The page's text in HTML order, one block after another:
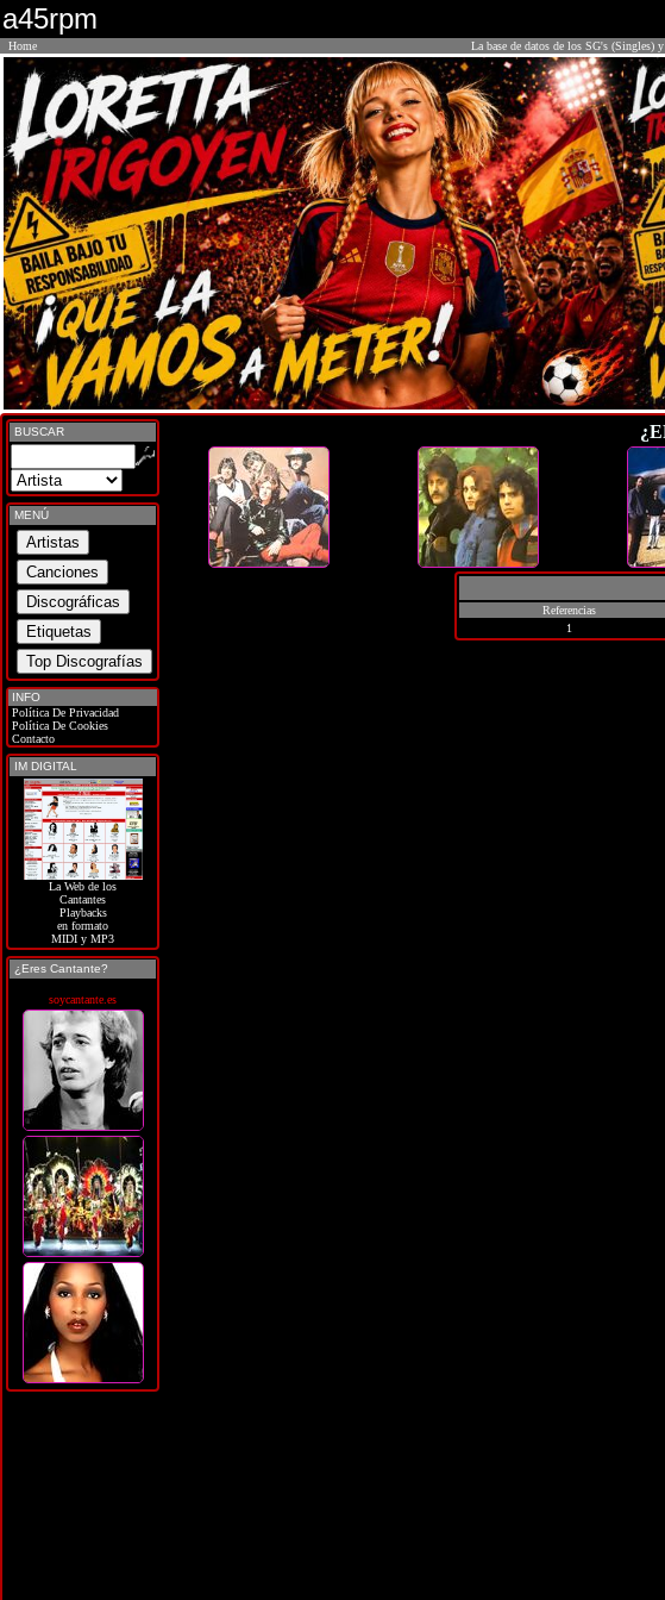
a45rpm
Home La base de datos de los SG's (Singles)
BUSCAR
MENÚ
INFO
Política De Privacidad
Política De Cookies
Contacto
IM DIGITAL
La Web de los
Cantantes
Playbacks
en formato
MIDI y MP3
¿Eres Cantante?
soycantante.es
Referencias
1